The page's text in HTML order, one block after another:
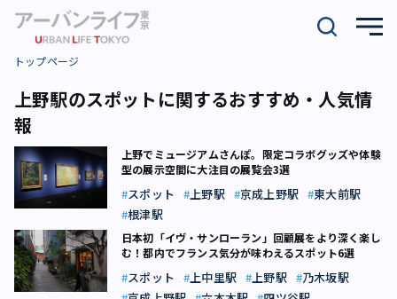
トップページ
上野駅のスポットに関するおすすめ・人気情
報
上野でミュージアムさんぽ。限定コラボグッズや体験
型の展示空間に大注目の展覧会3選
スポット 上野駅 京成上野駅
東大前駅
根津駅
日本初「イヴ・サンローラン」回顧展をより深く楽し
む！都内でフランス気分が味わえるスポット6選
スポット 上中里駅 上野駅
乃木坂駅